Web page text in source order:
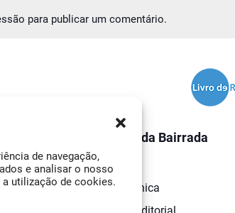
de navegação,
e analisar o nosso
utilização de cookies.
para publicar um comentário.
O Jornal da Bairrada
Contactos
Ficha Técnica